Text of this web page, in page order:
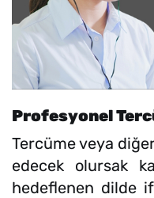
Profesyonel
Tercüme veya
edecek olursak
hedeflenen dilde